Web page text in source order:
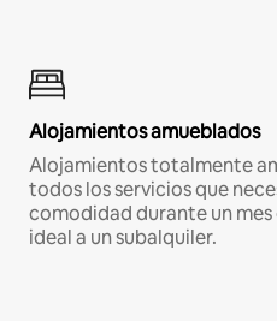
Alojamientos amueblados
Alojamientos totalmente
todos los servicios que
comodidad durante un mes
ideal a un subalquiler.